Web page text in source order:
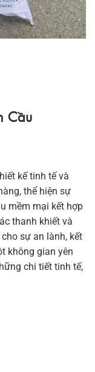
Cầu
kế tinh tế và
thể hiện sự
mềm mại kết hợp
thanh khiết và
sự an lành, kết
không gian yên
chi tiết tinh tế,